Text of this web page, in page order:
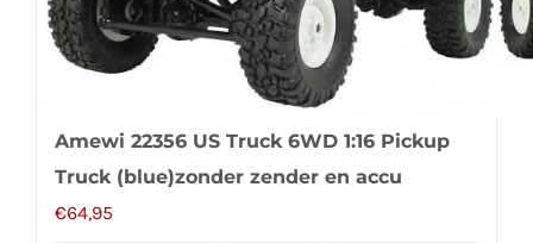
Amewi 22356 US Truck 6WD 1:16 Pickup
Truck (blue)zonder zender en accu
€64,95